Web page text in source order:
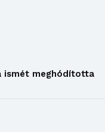
ismét meghódította